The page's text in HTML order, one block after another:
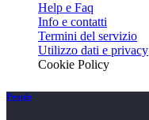
Help e Faq
Info e contatti
Termini del servizio
Utilizzo dati e privacy
Cookie Policy
People